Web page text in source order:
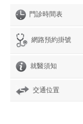
門診時間表
網路預約掛號
就醫須知
交通位置